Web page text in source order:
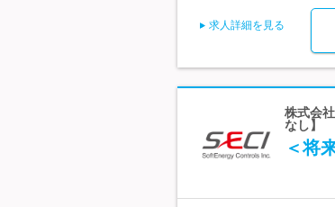
求人詳細を見る
株式会
なし】
＜将